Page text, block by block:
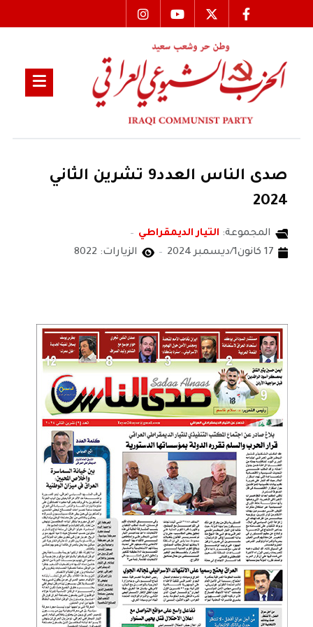
صدى الناس العدد9 تشرين الثاني
2024
المجموعة: التيار الديمقراطي
17 كانون1/ديسمبر 2024
الزيارات: 8022